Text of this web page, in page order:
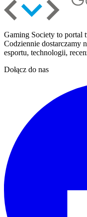
Gaming Society to portal
Codziennie dostarczamy
esportu, technologii,
Dołącz do nas